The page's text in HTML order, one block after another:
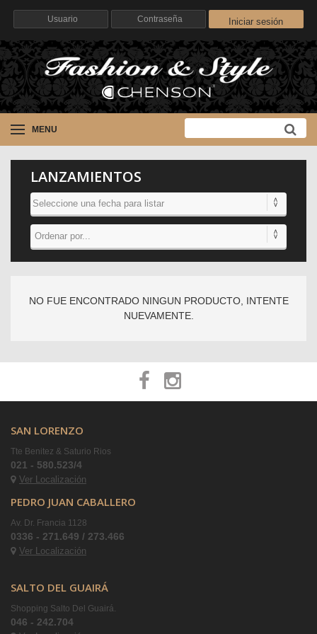
Iniciar sesión
MENU
LANZAMIENTOS
NO FUE ENCONTRADO NINGUN PRODUCTO, INTENTE
NUEVAMENTE.
SAN LORENZO
Tte Benitez & Saturio Rios
021 - 580.523/4
Ver Localización
PEDRO JUAN CABALLERO
Av. Dr. Francia 1128
0336 - 271.649 / 273.466
Ver Localización
SALTO DEL GUAIRÁ
Shopping Salto Del Guairá.
046 - 242.704